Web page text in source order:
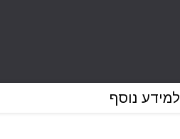
למידע נוסף